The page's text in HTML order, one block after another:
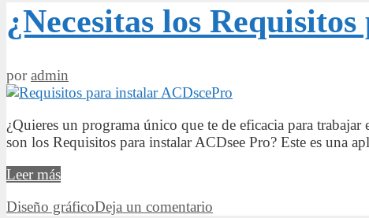
instalar
Photoshop
¿Necesitas los
poradmin
¿Quieres un programa único que te de eficacia para
son los Requisitos para instalar ACDsee Pro? Este es una
Leer más¿Necesitas
Requisitos
Categorías
Diseño gráficoDeja un comentario